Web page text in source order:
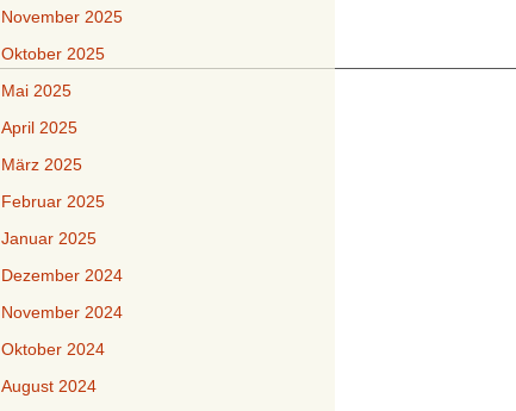
November 2025
Oktober 2025
Mai 2025
April 2025
März 2025
Februar 2025
Januar 2025
Dezember 2024
November 2024
Oktober 2024
August 2024